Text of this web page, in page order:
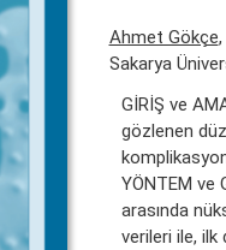
Ahmet Gökçe
Sakarya
GİRİŞ ve
gözlenen
YÖNTEM ve
arasında
verileri ile, ilk